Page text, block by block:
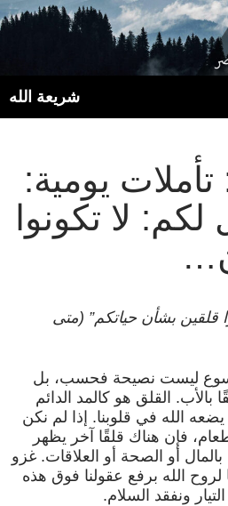
شريعة الله
يومية:
لا تكونوا
قلقين بشأن حياتكم” (متى
يسوع ليست نصيحة فحسب، بل
بالأب. القلق هو كالمد الدائم
الله في قلوبنا. إذا لم نكن
فإن هناك قلقًا آخر يظهر
أو الصحة أو العلاقات. غزو
لروح الله برفع عقولنا فوق هذه
ونفقد السلام.